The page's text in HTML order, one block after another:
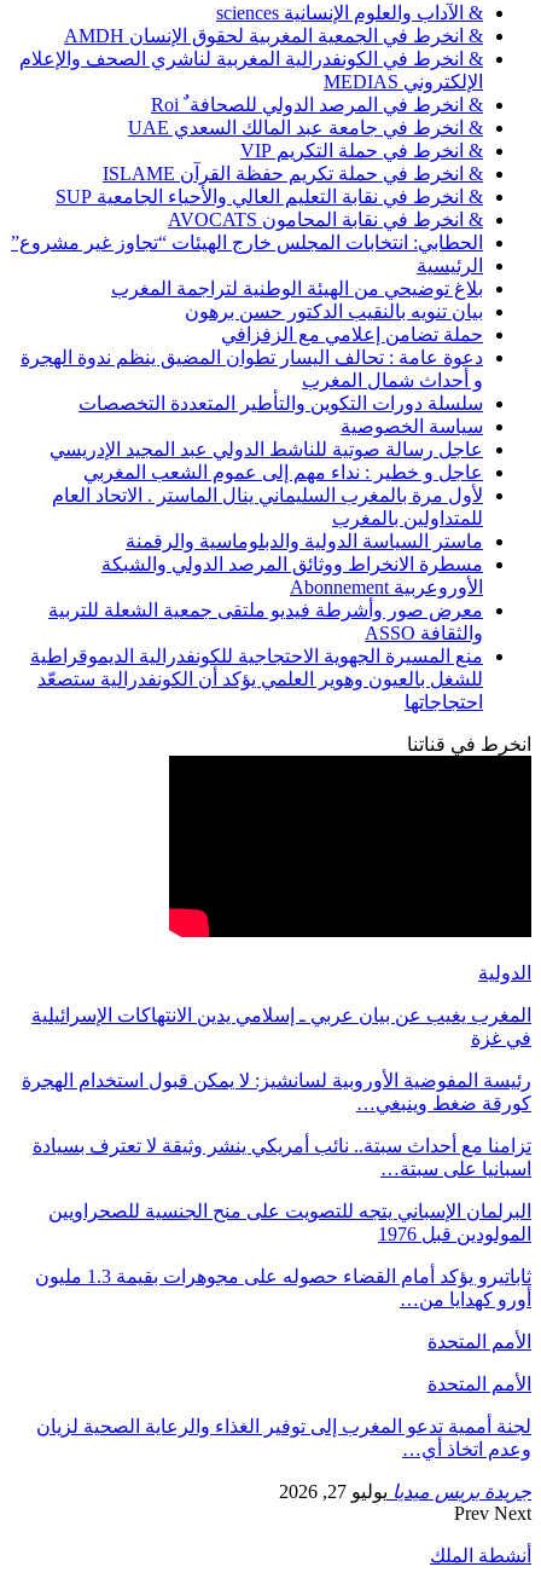
& الآداب والعلوم الإنسانية sciences
& انخرط في الجمعية المغربية لحقوق الإنسان AMDH
& انخرط في الكونفدرالية المغربية لناشري الصحف والإعلام
الإلكتروني MEDIAS
& انخرط في المرصد الدولي للصحافة ٌ Roi
& انخرط في جامعة عبد المالك السعدي UAE
& انخرط في حملة التكريم VIP
& انخرط في حملة تكريم حفظة القرآن ISLAME
& انخرط في نقابة التعليم العالي والأحياء الجامعية SUP
& انخرط في نقابة المحامون AVOCATS
الحطابي: انتخابات المجلس خارج الهيئات “تجاوز غير مشروع”
الرئيسية
بلاغ توضيحي من الهيئة الوطنية لتراجمة المغرب
بيان تنويه بالنقيب الدكتور حسن برهون
حملة تضامن إعلامي مع الزفزافي
دعوة عامة : تحالف اليسار تطوان المضيق ينظم ندوة الهجرة
و أحداث شمال المغرب
سلسلة دورات التكوين والتأطير المتعددة التخصصات
سياسة الخصوصية
عاجل رسالة صوتية للناشط الدولي عبد المجيد الإدريسي
عاجل و خطير : نداء مهم إلى عموم الشعب المغربي
لأول مرة بالمغرب السليماني ينال الماستر . الاتحاد العام
للمتداولين بالمغرب
ماستر السياسة الدولية والدبلوماسية والرقمنة
مسطرة الانخراط ووثائق المرصد الدولي والشبكة
الأوروعربية Abonnement
معرض صور وأشرطة فيديو ملتقى جمعية الشعلة للتربية
والثقافة ASSO
منع المسيرة الجهوية الاحتجاجية للكونفدرالية الديموقراطية
للشغل بالعيون وهوير العلمي يؤكد أن الكونفدرالية ستصعّد
احتجاجاتها
انخرط في قناتنا
الدولية
المغرب يغيب عن بيان عربي ـ إسلامي يدين الانتهاكات الإسرائيلية
في غزة
رئيسة المفوضية الأوروبية لسانشيز: لا يمكن قبول استخدام الهجرة
كورقة ضغط وينبغي…
تزامنا مع أحداث سبتة.. نائب أمريكي ينشر وثيقة لا تعترف بسيادة
اسبانيا على سبتة…
البرلمان الإسباني يتجه للتصويت على منح الجنسية للصحراويين
المولودين قبل 1976
ثاباتيرو يؤكد أمام القضاء حصوله على مجوهرات بقيمة 1.3 مليون
أورو كهدايا من…
الأمم المتحدة
الأمم المتحدة
لجنة أممية تدعو المغرب إلى توفير الغذاء والرعاية الصحية لزيان
وعدم اتخاذ أي…
جريدة بريس ميديا يوليو 27, 2026
Prev Next
أنشطة الملك